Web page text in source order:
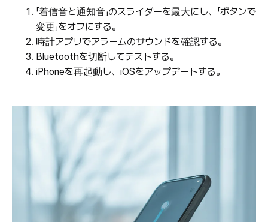
「着信音と通知音」のスライダーを最大にし、「ボタンで
変更」をオフにする。
時計アプリでアラームのサウンドを確認する。
Bluetoothを切断してテストする。
iPhoneを再起動し、iOSをアップデートする。